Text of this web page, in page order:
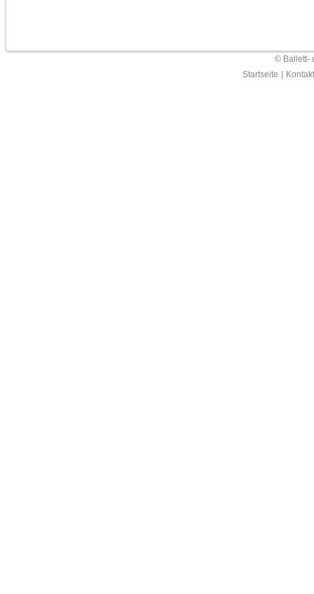
© Ballett-
Startseite
Kontakt